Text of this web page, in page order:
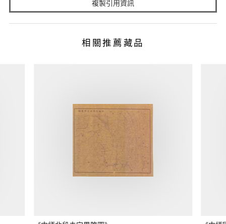
複製引用資訊
相關推薦藏品